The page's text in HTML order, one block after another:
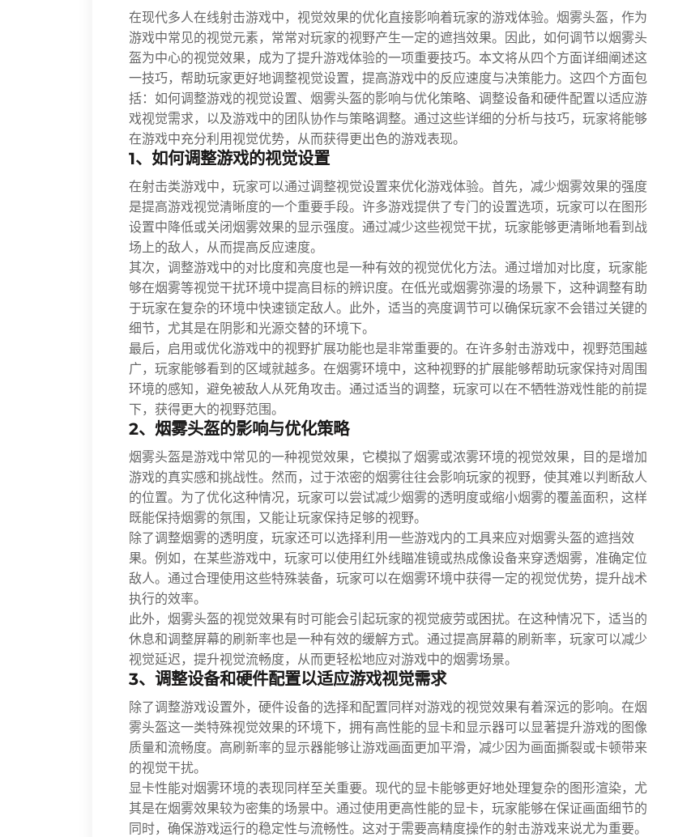
在现代多人在线射击游戏中，视觉效果的优化直接影响着玩家的游戏体验。烟雾头盔，作为
游戏中常见的视觉元素，常常对玩家的视野产生一定的遮挡效果。因此，如何调节以烟雾头
盔为中心的视觉效果，成为了提升游戏体验的一项重要技巧。本文将从四个方面详细阐述这
一技巧，帮助玩家更好地调整视觉设置，提高游戏中的反应速度与决策能力。这四个方面包
括：如何调整游戏的视觉设置、烟雾头盔的影响与优化策略、调整设备和硬件配置以适应游
戏视觉需求，以及游戏中的团队协作与策略调整。通过这些详细的分析与技巧，玩家将能够
在游戏中充分利用视觉优势，从而获得更出色的游戏表现。
1、如何调整游戏的视觉设置
在射击类游戏中，玩家可以通过调整视觉设置来优化游戏体验。首先，减少烟雾效果的强度
是提高游戏视觉清晰度的一个重要手段。许多游戏提供了专门的设置选项，玩家可以在图形
设置中降低或关闭烟雾效果的显示强度。通过减少这些视觉干扰，玩家能够更清晰地看到战
场上的敌人，从而提高反应速度。
其次，调整游戏中的对比度和亮度也是一种有效的视觉优化方法。通过增加对比度，玩家能
够在烟雾等视觉干扰环境中提高目标的辨识度。在低光或烟雾弥漫的场景下，这种调整有助
于玩家在复杂的环境中快速锁定敌人。此外，适当的亮度调节可以确保玩家不会错过关键的
细节，尤其是在阴影和光源交替的环境下。
最后，启用或优化游戏中的视野扩展功能也是非常重要的。在许多射击游戏中，视野范围越
广，玩家能够看到的区域就越多。在烟雾环境中，这种视野的扩展能够帮助玩家保持对周围
环境的感知，避免被敌人从死角攻击。通过适当的调整，玩家可以在不牺牲游戏性能的前提
下，获得更大的视野范围。
2、烟雾头盔的影响与优化策略
烟雾头盔是游戏中常见的一种视觉效果，它模拟了烟雾或浓雾环境的视觉效果，目的是增加
游戏的真实感和挑战性。然而，过于浓密的烟雾往往会影响玩家的视野，使其难以判断敌人
的位置。为了优化这种情况，玩家可以尝试减少烟雾的透明度或缩小烟雾的覆盖面积，这样
既能保持烟雾的氛围，又能让玩家保持足够的视野。
除了调整烟雾的透明度，玩家还可以选择利用一些游戏内的工具来应对烟雾头盔的遮挡效
果。例如，在某些游戏中，玩家可以使用红外线瞄准镜或热成像设备来穿透烟雾，准确定位
敌人。通过合理使用这些特殊装备，玩家可以在烟雾环境中获得一定的视觉优势，提升战术
执行的效率。
此外，烟雾头盔的视觉效果有时可能会引起玩家的视觉疲劳或困扰。在这种情况下，适当的
休息和调整屏幕的刷新率也是一种有效的缓解方式。通过提高屏幕的刷新率，玩家可以减少
视觉延迟，提升视觉流畅度，从而更轻松地应对游戏中的烟雾场景。
3、调整设备和硬件配置以适应游戏视觉需求
除了调整游戏设置外，硬件设备的选择和配置同样对游戏的视觉效果有着深远的影响。在烟
雾头盔这一类特殊视觉效果的环境下，拥有高性能的显卡和显示器可以显著提升游戏的图像
质量和流畅度。高刷新率的显示器能够让游戏画面更加平滑，减少因为画面撕裂或卡顿带来
的视觉干扰。
显卡性能对烟雾环境的表现同样至关重要。现代的显卡能够更好地处理复杂的图形渲染，尤
其是在烟雾效果较为密集的场景中。通过使用更高性能的显卡，玩家能够在保证画面细节的
同时，确保游戏运行的稳定性与流畅性。这对于需要高精度操作的射击游戏来说尤为重要。